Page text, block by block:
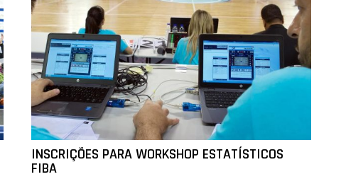
INSCRIÇÕES PARA WORKSHOP ESTATÍSTICOS
FIBA